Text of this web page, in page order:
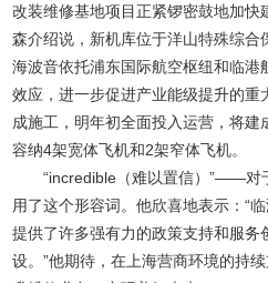
改装维修基地项目正紧锣密鼓地加快
森介绍说，新机库位于洋山特殊综合
海波音依托浦东国际航空枢纽和临港
效应，进一步促进产业能级提升的
成施工，明年初全面投入运营，将
容纳4架宽体飞机和2架窄体飞机。
“incredible（难以置信）”——对
用了这个形容词。他欣喜地表示：“
提供了许多强有力的政策支持和服务
设。”他期待，在上海营商环境的持